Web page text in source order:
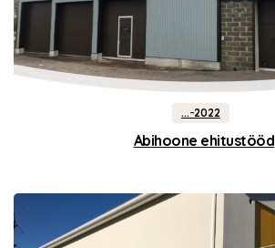
...-2022
Abihoone ehitustööd